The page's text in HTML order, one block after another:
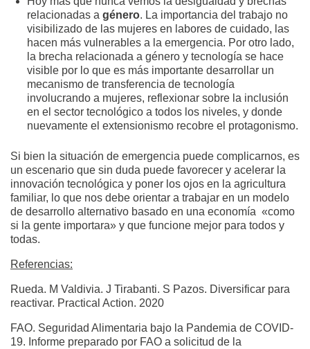
relacionadas a género. La importancia del trabajo no
visibilizado de las mujeres en labores de cuidado, las
hacen más vulnerables a la emergencia. Por otro lado,
la brecha relacionada a género y tecnología se hace
visible por lo que es más importante desarrollar un
mecanismo de transferencia de tecnología
involucrando a mujeres, reflexionar sobre la inclusión
en el sector tecnológico a todos los niveles, y donde
nuevamente el extensionismo recobre el protagonismo.
Si bien la situación de emergencia puede complicarnos, es
un escenario que sin duda puede favorecer y acelerar la
innovación tecnológica y poner los ojos en la agricultura
familiar, lo que nos debe orientar a trabajar en un modelo
de desarrollo alternativo basado en una economía «como
si la gente importara» y que funcione mejor para todos y
todas.
Referencias:
Rueda. M Valdivia. J Tirabanti. S Pazos. Diversificar para
reactivar. Practical Action. 2020
FAO. Seguridad Alimentaria bajo la Pandemia de COVID-
19. Informe preparado por FAO a solicitud de la